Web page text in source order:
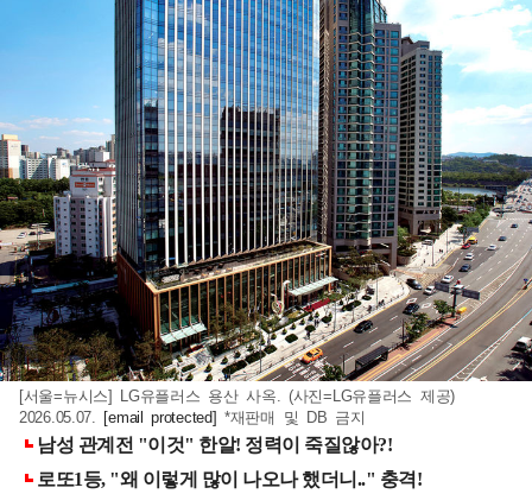
[서울=뉴시스] LG유플러스 용산 사옥. (사진=LG유플러스 제공)
2026.05.07. [email protected] *재판매 및 DB 금지